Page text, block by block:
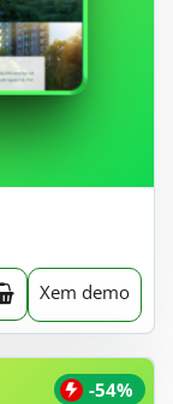
Xem demo
-54%